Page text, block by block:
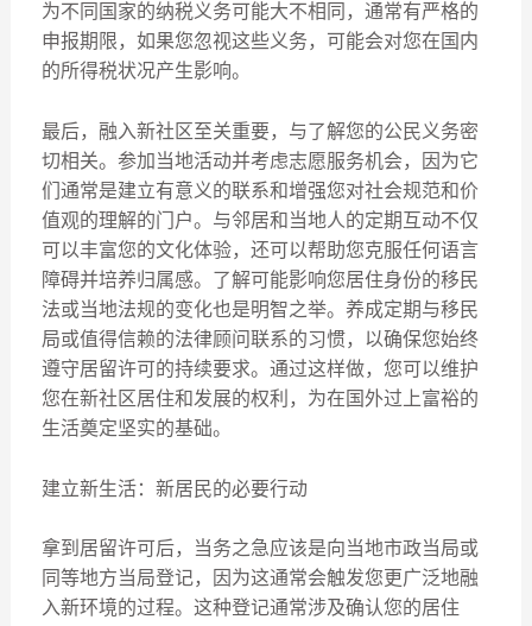
为不同国家的纳税义务可能大不相同，通常有严格的
申报期限，如果您忽视这些义务，可能会对您在国内
的所得税状况产生影响。
最后，融入新社区至关重要，与了解您的公民义务密
切相关。参加当地活动并考虑志愿服务机会，因为它
们通常是建立有意义的联系和增强您对社会规范和价
值观的理解的门户。与邻居和当地人的定期互动不仅
可以丰富您的文化体验，还可以帮助您克服任何语言
障碍并培养归属感。了解可能影响您居住身份的移民
法或当地法规的变化也是明智之举。养成定期与移民
局或值得信赖的法律顾问联系的习惯，以确保您始终
遵守居留许可的持续要求。通过这样做，您可以维护
您在新社区居住和发展的权利，为在国外过上富裕的
生活奠定坚实的基础。
建立新生活：新居民的必要行动
拿到居留许可后，当务之急应该是向当地市政当局或
同等地方当局登记，因为这通常会触发您更广泛地融
入新环境的过程。这种登记通常涉及确认您的居住